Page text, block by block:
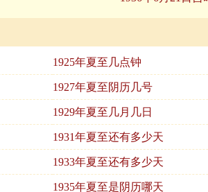
1925年夏至几点钟
1927年夏至阴历几号
1929年夏至几月几日
1931年夏至还有多少天
1933年夏至还有多少天
1935年夏至是阴历哪天